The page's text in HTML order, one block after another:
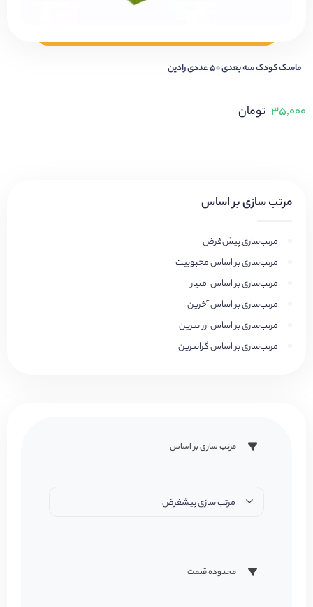
مرتب سازی بر اساس
مرتب‌سازی پیش‌فرض
مرتب‌سازی بر اساس محبوبیت
مرتب‌سازی بر اساس امتیاز
مرتب‌سازی بر اساس آخرین
مرتب‌سازی بر اساس ارزانترین
مرتب‌سازی بر اساس گرانترین
مرتب سازی بر اساس
مرتب سازی پیشفرض
محدوده قیمت
ماسک کودک سه بعدی ۵۰ عددی رادین
۳۵,۰۰۰ تومان